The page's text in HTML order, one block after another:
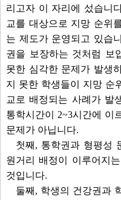
리고자 이 자리에 섰습니
교를 대상으로 지망 순위
는 제도가 운영되고 있습
권을 보장하는 것처럼 보
못한 심각한 문제가 발생
지 못한 학생들이 지망 순
교로 배정되는 사례가 발
통학시간이 2~3시간에 이
문제가 아닙니다.
첫째, 통학권과 형평성
원거리 배정이 이루어지
것입니다.
둘째, 학생의 건강권과